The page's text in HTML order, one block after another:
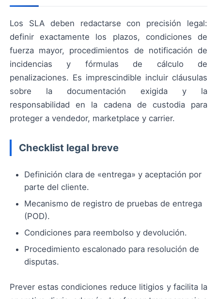
Los SLA deben redactarse con precisión legal:
definir exactamente los plazos, condiciones de
fuerza mayor, procedimientos de notificación de
incidencias y fórmulas de cálculo de
penalizaciones. Es imprescindible incluir cláusulas
sobre la documentación exigida y la
responsabilidad en la cadena de custodia para
proteger a vendedor, marketplace y carrier.
Checklist legal breve
Definición clara de «entrega» y aceptación por
parte del cliente.
Mecanismo de registro de pruebas de entrega
(POD).
Condiciones para reembolso y devolución.
Procedimiento escalonado para resolución de
disputas.
Prever estas condiciones reduce litigios y facilita la